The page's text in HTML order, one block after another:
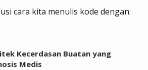
cara kita menulis kode dengan:
Kecerdasan Buatan yang
Medis